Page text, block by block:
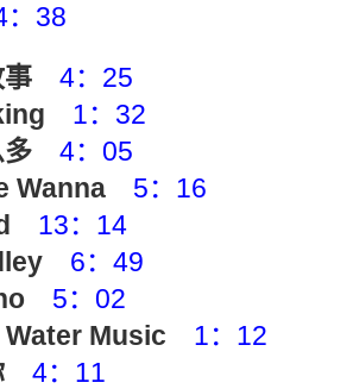
：38
4：25
1：32
4：05
Wanna
5：16
13：14
6：49
5：02
Music
1：12
4：11